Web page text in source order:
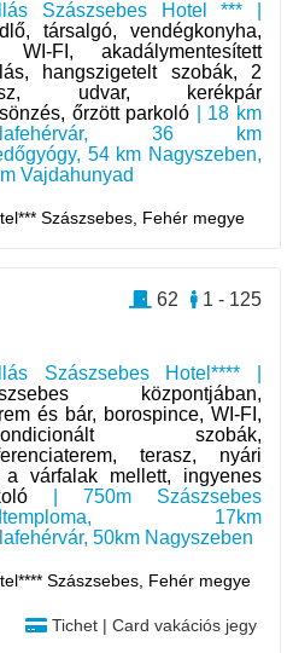
Szászsebes Hotel *** |
társalgó, vendégkonyha,
WI-FI, akadálymentesített
hangszigetelt szobák, 2
udvar, kerékpár
őrzött parkoló | 18 km
36 km
54 km Nagyszeben,
Vajdahunyad
Szászsebes, Fehér megye
Szászsebes Hotel**** |
központjában,
és bár, borospince, WI-FI,
szobák,
terasz, nyári
a várfalak mellett, ingyenes
| 750m Szászsebes
17km
50km Nagyszeben
Szászsebes, Fehér megye
Tichet | Card vakációs jegy
1 - 125
62